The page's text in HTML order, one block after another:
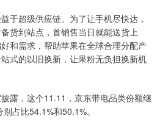
于超级供应链。为了让手机尽快达，
货到站点，首销售当日就能送货上
和需求，帮助苹果在全球合理分配产
式的以旧换新，让果粉无负担换新机
露，这个11.11，京东‌带电品类份额继
占比54.1%和50.1%。